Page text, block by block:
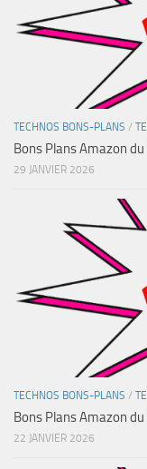
TECHNOS BONS-PLANS /
Bons Plans Amazon du
29 JANVIER 2026
TECHNOS BONS-PLANS /
Bons Plans Amazon du
22 JANVIER 2026